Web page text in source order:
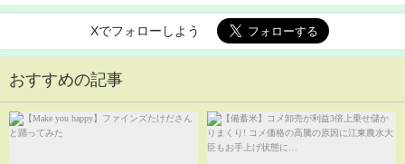
Xでフォローしよう
おすすめの記事